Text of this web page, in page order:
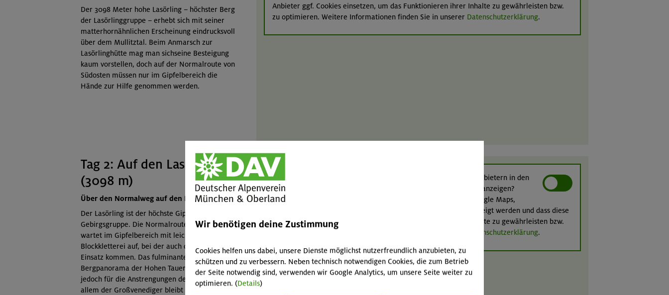
Der 3098 Meter hohe Lasörling – höchster Berg
der Lasörlinggruppe – erhebt sich mit seiner
matterhornähnlichen Erscheinung eindrucksvoll
über dem Mullitztal. Beim Anmarsch zur
Lasörlinghütte mag man sichseine Besteigung
kaum vorstellen, doch auf der Normalroute von
Südosten müssen nur im Gipfelbereich die
Hände zur Hilfe genommen werden.
Anbieter ggf. Cookies einsetzen, um das Funktionieren ihrer Inhalte zu gewährleisten bzw.
zu optimieren. Weitere Informationen finden Sie in unserer Datenschutzerklärung.
Tag 2: Auf den Lasörling
(3098 m)
Über den Normalweg auf den Lasörling
Der Lasörling ist der höchste Gipfel der
Gebirgsgruppe. Die Normalroute von Südosten
wartet im Gipfelbereich mit leichter
Blockkletterei auf, bei der auch die Hände zum
Einsatz kommen. Das fulminante
Bergpanorama der Hohen Tauern entschädigt
jedoch für die Anstrengungen des Aufstiegs: Vor
allem der Großvenediger bleibt auf dieser
Dieser Inhalt kann nicht angezeigt werden, da Inhalte von Drittanbietern in den
Cookie-Einstellungen deaktiviert sind. Inhalte von Drittanbietern anzeigen?
Ich bin damit einverstanden, dass Inhalte von Drittanbietern (Google Maps,
YouTube, meteoblue, Calaméo, Elfsight und eventim-light) angezeigt werden und dass diese
Anbieter ggf. Cookies einsetzen, um das Funktionieren ihrer Inhalte zu gewährleisten bzw.
zu optimieren. Weitere Informationen finden Sie in unserer
Datenschutzerklärung.
Wir benötigen deine Zustimmung
Cookies helfen uns dabei, unsere Dienste möglichst nutzerfreundlich anzubieten, zu
schützen und zu verbessern. Neben technisch notwendigen Cookies, die zum Betrieb
der Seite notwendig sind, verwenden wir Google Analytics, um unsere Seite weiter zu
optimieren. (Details)